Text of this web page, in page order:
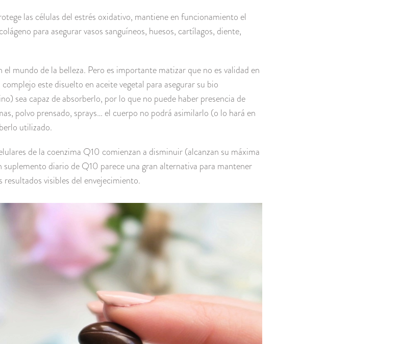
las células del estrés oxidativo, mantiene en funcionamiento el
para asegurar vasos sanguíneos, huesos, cartílagos, diente,
mundo de la belleza. Pero es importante matizar que no es validad en
este disuelto en aceite vegetal para asegurar su bio
sea capaz de absorberlo, por lo que no puede haber presencia de
polvo prensado, sprays… el cuerpo no podrá asimilarlo (o lo hará en
utilizado.
de la coenzima Q10 comienzan a disminuir (alcanzan su máxima
diario de Q10 parece una gran alternativa para mantener
visibles del envejecimiento.